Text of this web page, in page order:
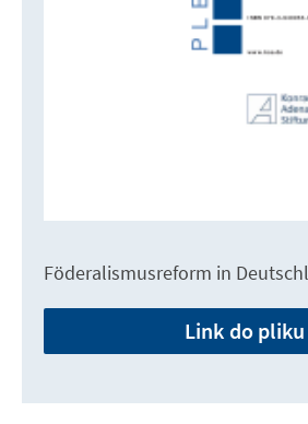
Föderalismusreform in
Link do pliku